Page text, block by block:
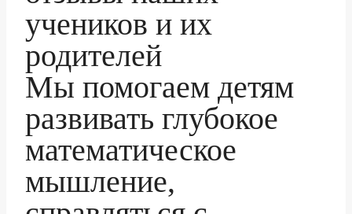
учеников и их
родителей
Мы помогаем детям
развивать глубокое
математическое
мышление,